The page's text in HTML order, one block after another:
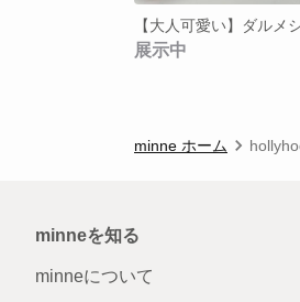
展示中
minne ホーム
minneを知る
minneについて